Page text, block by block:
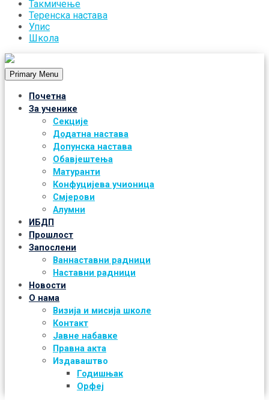
Такмичење
Теренска настава
Упис
Школа
Primary Menu
Почетна
За ученике
Секције
Додатна настава
Допунска настава
Обавјештења
Матуранти
Конфуцијева учионица
Смјерови
Алумни
ИБДП
Прошлост
Запослени
Ваннаставни радници
Наставни радници
Новости
О нама
Визија и мисија школе
Контакт
Јавне набавке
Правна акта
Издаваштво
Годишњак
Орфеј